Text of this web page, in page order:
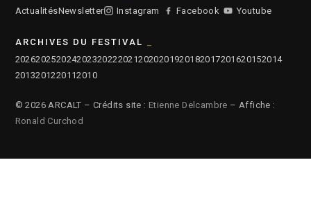
ActualitésNewsletter Instagram Facebook Youtube
ARCHIVES DU FESTIVAL
2026202520242023202220212020201920182017201620152014
2013201220112010
© 2026 ARCALT – Crédits site : Etienne Delcambre – Affiche :
Ronald Curchod